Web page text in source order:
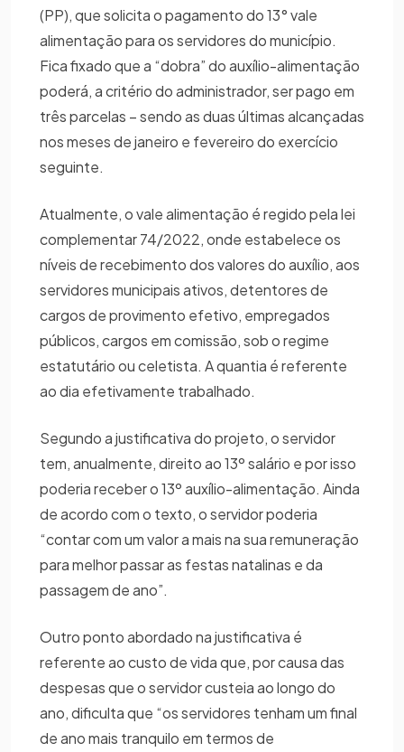
(PP), que solicita o pagamento do 13° vale
alimentação para os servidores do município.
Fica fixado que a “dobra” do auxílio-alimentação
poderá, a critério do administrador, ser pago em
três parcelas – sendo as duas últimas alcançadas
nos meses de janeiro e fevereiro do exercício
seguinte.
Atualmente, o vale alimentação é regido pela lei
complementar 74/2022, onde estabelece os
níveis de recebimento dos valores do auxílio, aos
servidores municipais ativos, detentores de
cargos de provimento efetivo, empregados
públicos, cargos em comissão, sob o regime
estatutário ou celetista. A quantia é referente
ao dia efetivamente trabalhado.
Segundo a justificativa do projeto, o servidor
tem, anualmente, direito ao 13º salário e por isso
poderia receber o 13º auxílio-alimentação. Ainda
de acordo com o texto, o servidor poderia
“contar com um valor a mais na sua remuneração
para melhor passar as festas natalinas e da
passagem de ano”.
Outro ponto abordado na justificativa é
referente ao custo de vida que, por causa das
despesas que o servidor custeia ao longo do
ano, dificulta que “os servidores tenham um final
de ano mais tranquilo em termos de